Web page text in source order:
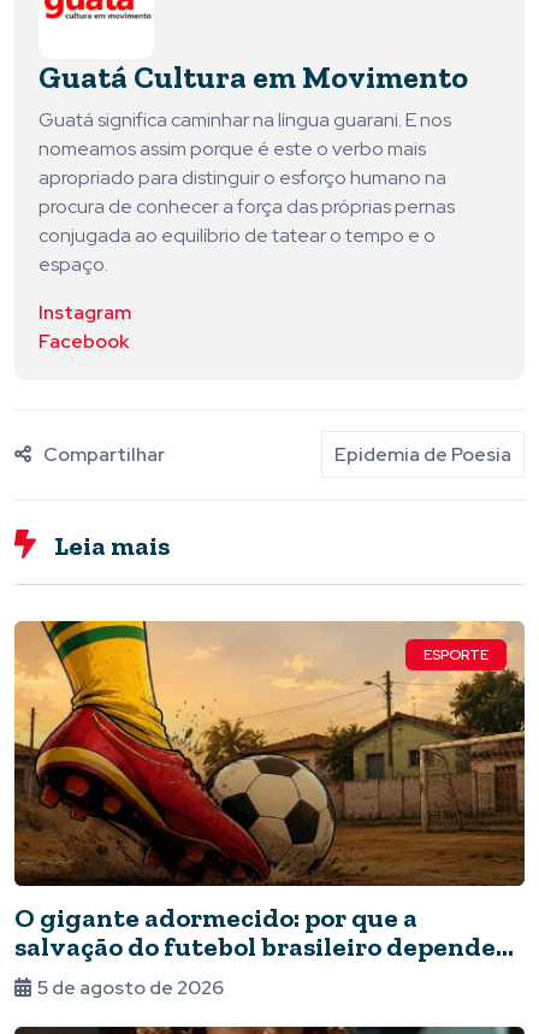
Guatá Cultura em Movimento
Guatá significa caminhar na língua guarani. E nos
nomeamos assim porque é este o verbo mais
apropriado para distinguir o esforço humano na
procura de conhecer a força das próprias pernas
conjugada ao equilíbrio de tatear o tempo e o
espaço.
Instagram
Facebook
Compartilhar Epidemia de Poesia
Leia mais
ESPORTE
O gigante adormecido: por que a
salvação do futebol brasileiro depende
do Estado e da periferia
5 de agosto de 2026